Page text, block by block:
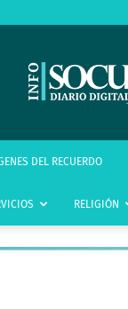
DEL RECUERDO
RELIGIÓN